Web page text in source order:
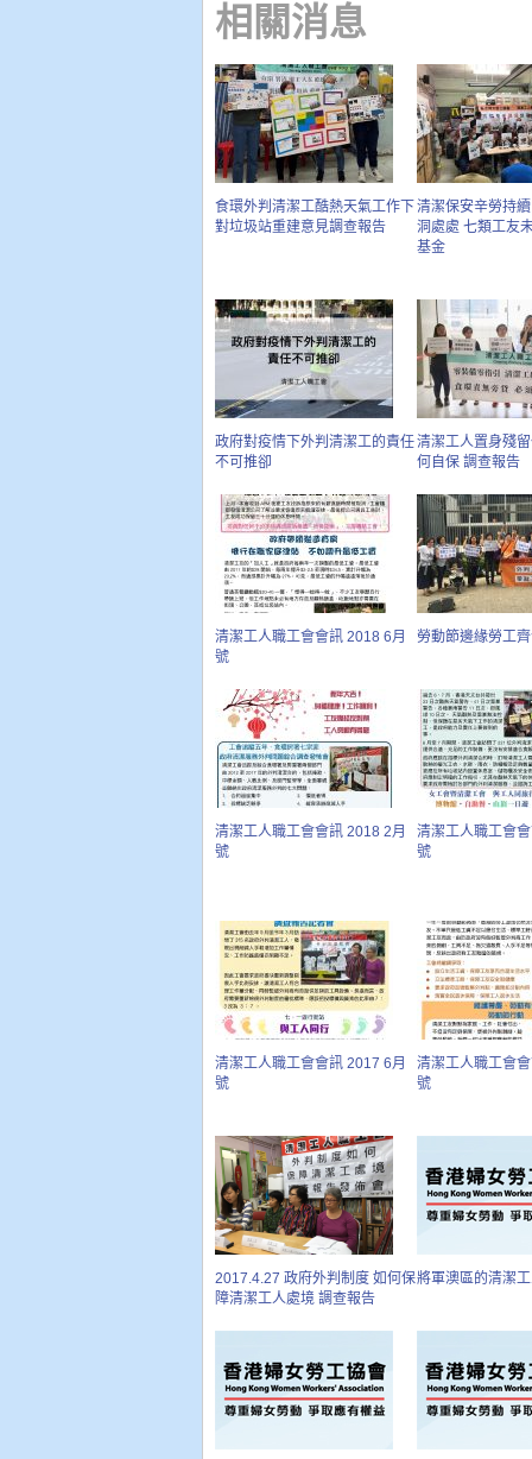
相關消息
食環外判清潔工酷熱天氣工作下
對垃圾站重建意見調查報告
清潔保安辛勞持
洞處處 七類工友
基金
政府對疫情下外判清潔工的責任
不可推卻
清潔工人置身殘
何自保 調查報告
清潔工人職工會會訊 2018 6月
號
勞動節邊緣勞工
清潔工人職工會會訊 2018 2月
號
清潔工人職工會
號
清潔工人職工會會訊 2017 6月
號
清潔工人職工會
號
2017.4.27 政府外判制度 如何保
障清潔工人處境 調查報告
將軍澳區的清潔